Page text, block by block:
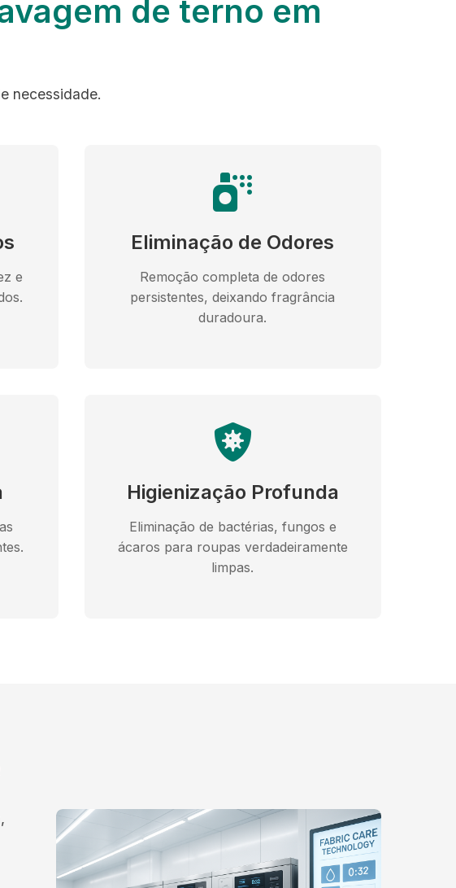
de terno em
necessidade.
e
Eliminação de Odores
Remoção completa de odores
persistentes, deixando fragrância
duradoura.
Higienização Profunda
Eliminação de bactérias, fungos e
ácaros para roupas verdadeiramente
limpas.